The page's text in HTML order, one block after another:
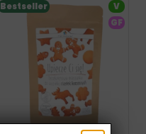
Bestseller
V
GF